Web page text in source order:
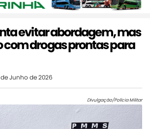
evitar abordagem, mas
com drogas prontas para
Junho de 2026
Divulgação/Polícia Militar